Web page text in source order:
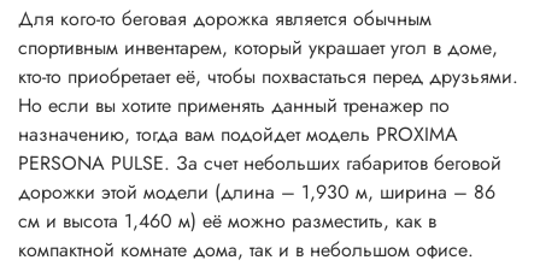
Для кого-то беговая дорожка является обычным
спортивным инвентарем, который украшает угол в доме,
кто-то приобретает её, чтобы похвастаться перед друзьями.
Но если вы хотите применять данный тренажер по
назначению, тогда вам подойдет модель PROXIMA
PERSONA PULSE. За счет небольших габаритов беговой
дорожки этой модели (длина – 1,930 м, ширина – 86
см и высота 1,460 м) её можно разместить, как в
компактной комнате дома, так и в небольшом офисе.